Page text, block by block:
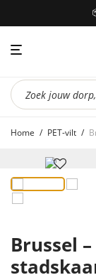
Producten
zoeken
Home / PET-vilt /
Brussel